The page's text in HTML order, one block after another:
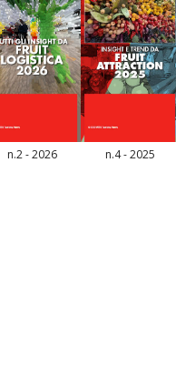
n.2 - 2026 n.4 - 2025